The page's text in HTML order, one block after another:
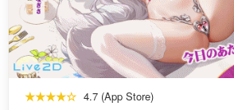
★★★★☆ 4.7 (App Store)